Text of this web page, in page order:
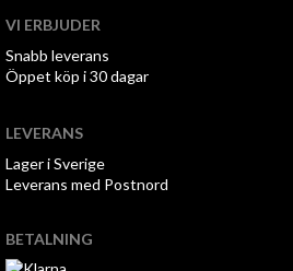
VI ERBJUDER
Snabb leverans
Öppet köp i 30 dagar
LEVERANS
Lager i Sverige
Leverans med Postnord
BETALNING